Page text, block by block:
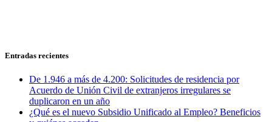
Entradas recientes
De 1.946 a más de 4.200: Solicitudes de residencia por
Acuerdo de Unión Civil de extranjeros irregulares se
duplicaron en un año
¿Qué es el nuevo Subsidio Unificado al Empleo? Beneficios